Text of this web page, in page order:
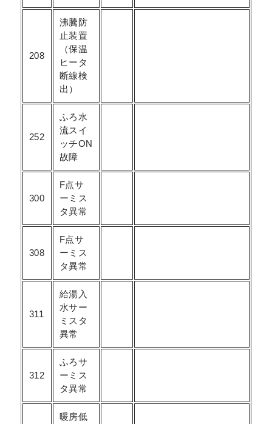
208
沸騰防
止装置
（保温
ヒータ
断線検
出）
252
ふろ水
流スイ
ッチON
故障
300
F点サ
ーミス
タ異常
308
F点サ
ーミス
タ異常
311
給湯入
水サー
ミスタ
異常
312
ふろサ
ーミス
タ異常
暖房低